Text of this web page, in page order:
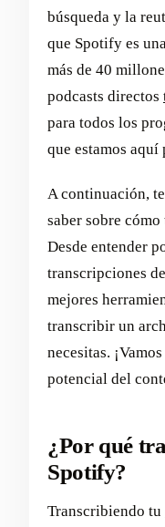
búsqueda y la
que Spotify es
más de 40
podcasts directos
para todos los
que estamos aquí
A continuación,
saber sobre
Desde entender
transcripciones
mejores
transcribir un
necesitas.
potencial del
¿Por qué
Spotify?
Transcribiendo tu